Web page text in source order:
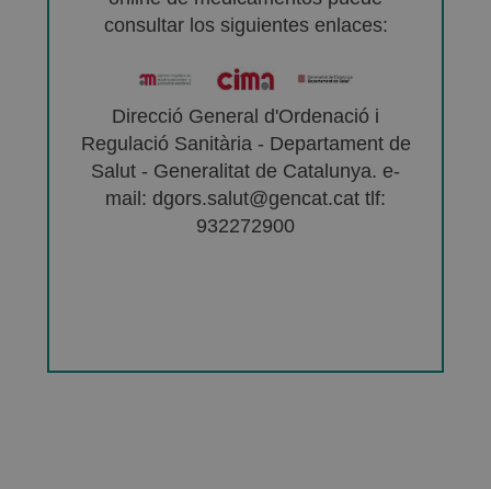
consultar los siguientes enlaces:
Direcció General d'Ordenació i
Regulació Sanitària - Departament de
Salut - Generalitat de Catalunya. e-
mail: dgors.salut@gencat.cat tlf:
932272900